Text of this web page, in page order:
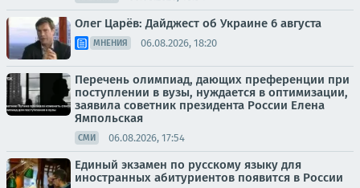
Олег Царёв: Дайджест об Украине 6 августа
МНЕНИЯ 06.08.2026, 18:20
Перечень олимпиад, дающих преференции при
поступлении в вузы, нуждается в оптимизации,
заявила советник президента России Елена
Ямпольская
СМИ 06.08.2026, 17:54
Единый экзамен по русскому языку для
иностранных абитуриентов появится в России